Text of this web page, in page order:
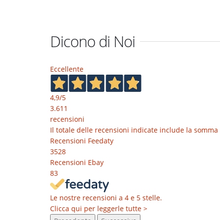
Dicono di Noi
Eccellente
4,9/5
3.611
recensioni
Il totale delle recensioni indicate include la somma
Recensioni Feedaty
3528
Recensioni Ebay
83
Le nostre recensioni a 4 e 5 stelle.
Clicca qui per leggerle tutte >